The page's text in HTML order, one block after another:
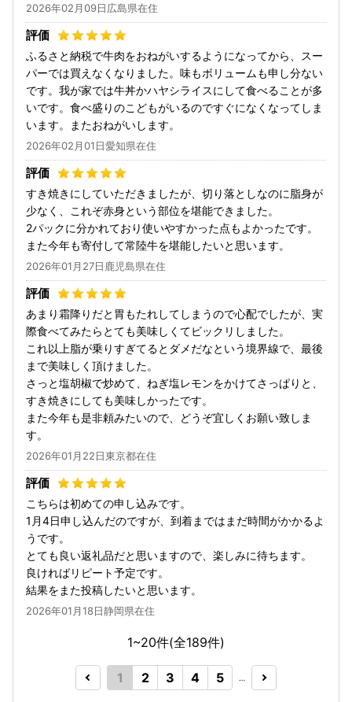
2026年02月09日広島県在住
ふるさと納税で牛肉をおねがいするようになってから、スー
パーでは買えなくなりました。味もボリュームも申し分ない
です。我が家では牛丼かハヤシライスにして食べることが多
いです。食べ盛りのこどもがいるのですぐになくなってしま
います。またおねがいします。
2026年02月01日愛知県在住
すき焼きにしていただきましたが、切り落としなのに脂身が
少なく、これぞ赤身という部位を堪能できました。
2パックに分かれており使いやすかった点もよかったです。
また今年も寄付して常陸牛を堪能したいと思います。
2026年01月27日鹿児島県在住
あまり霜降りだと胃もたれしてしまうので心配でしたが、実
際食べてみたらとても美味しくてビックリしました。
これ以上脂が乗りすぎてるとダメだなという境界線で、最後
まで美味しく頂けました。
さっと塩胡椒で炒めて、ねぎ塩レモンをかけてさっぱりと、
すき焼きにしても美味しかったです。
また今年も是非頼みたいので、どうぞ宜しくお願い致しま
す。
2026年01月22日東京都在住
こちらは初めての申し込みです。
1月4日申し込んだのですが、到着まではまだ時間がかかるよ
うです。
とても良い返礼品だと思いますので、楽しみに待ちます。
良ければリピート予定です。
結果をまた投稿したいと思います。
2026年01月18日静岡県在住
1~20件(全189件)
1 2 3 4 5 …